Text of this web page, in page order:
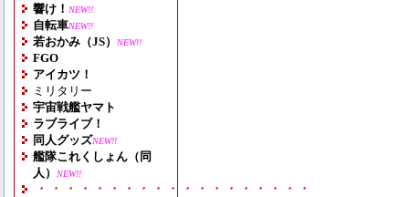
響け！ NEW!!
自転車NEW!!
若おかみ（JS） NEW!!
FGO
アイカツ！
ミリタリー
宇宙戦艦ヤマト
ラブライブ！
同人グッズNEW!!
艦隊これくしょん（同
人）
NEW!!
・・・・・・・・・・・・・・・・・・・